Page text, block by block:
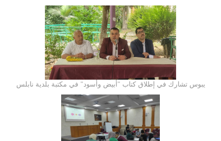
يبوس تشارك في إطلاق كتاب "أبيض وأسود" في مكتبة بلدية نابلس